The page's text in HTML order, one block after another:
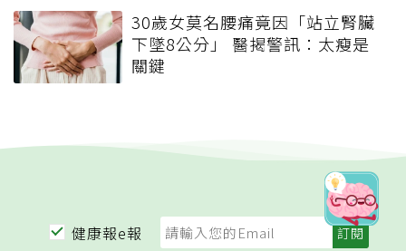
30歲女莫名腰痛竟因「站立腎臟
下墜8公分」 醫揭警訊：太瘦是
關鍵
健康報e報